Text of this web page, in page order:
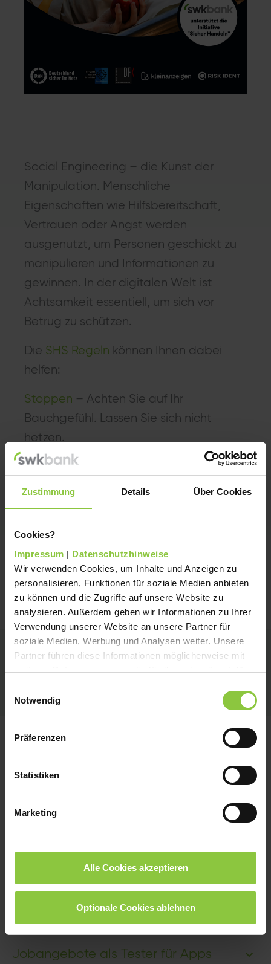
Zustimmung Details Über Cookies
Cookies?
Impressum | Datenschutzhinweise
Wir verwenden Cookies, um Inhalte und Anzeigen zu
personalisieren, Funktionen für soziale Medien anbieten
zu können und die Zugriffe auf unsere Website zu
analysieren. Außerdem geben wir Informationen zu Ihrer
Verwendung unserer Website an unsere Partner für
soziale Medien, Werbung und Analysen weiter. Unsere
Partner führen diese Informationen möglicherweise mit
weiteren Daten zusammen, die Sie ihnen bereitgestellt
gesammelt haben.
Notwendig
Präferenzen
Statistiken
Marketing
Alle Cookies akzeptieren
Optionale Cookies ablehnen
Social Engineering – die Kunst der
Manipulation. Menschliche
Eigenschaften wie Hilfsbereitschaft,
Vertrauen oder Angst werden
ausgenutzt, um Personen geschickt zu
manipulieren und Informationen zu
gewinnen. In der digitalen Welt ist
Achtsamkeit essentiell, um sich vor
Betrug zu schützen.
Die SHS Regeln können Ihnen dabei
helfen:
Stoppen – Achten Sie auf Ihr
Bauchgefühl. Lassen Sie sich nicht
hetzen.
Hinterfragen
Informieren Sie sich und holen sich
Unterstützung.
Schützen
Melden Sie Vorfälle und schützen Sie
sich und andere!
Allgemeine Hinweise und
Schutz vor Betrug
Betrug bei der Partnersuche im
Internet – So schützen Sie sich
Vorsicht bei WhatsApp oder
Jobangebote als Tester für Apps